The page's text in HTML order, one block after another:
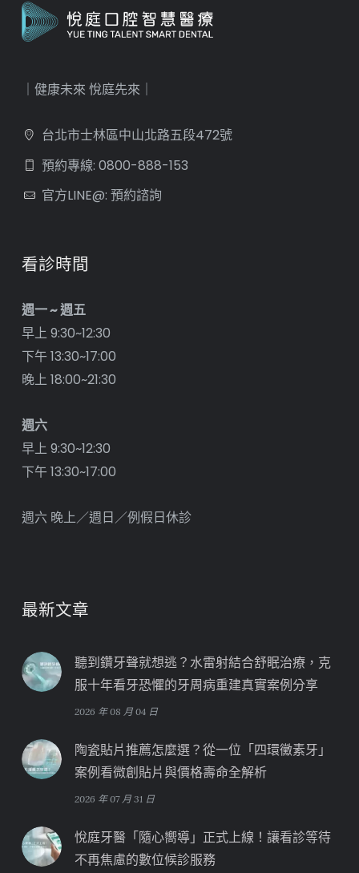
｜健康未來 悅庭先來｜
台北市士林區中山北路五段472號
預約專線: 0800-888-153
官方LINE@: 預約諮詢
看診時間
週一 ~ 週五
早上 9:30~12:30
下午 13:30~17:00
晚上 18:00~21:30
週六
早上 9:30~12:30
下午 13:30~17:00
週六 晚上／週日／例假日休診
最新文章
聽到鑽牙聲就想逃？水雷射結合舒眠治療，克
服十年看牙恐懼的牙周病重建真實案例分享
2026 年 08 月 04 日
陶瓷貼片推薦怎麼選？從一位「四環黴素牙」
案例看微創貼片與價格壽命全解析
2026 年 07 月 31 日
悅庭牙醫「隨心嚮導」正式上線！讓看診等待
不再焦慮的數位候診服務